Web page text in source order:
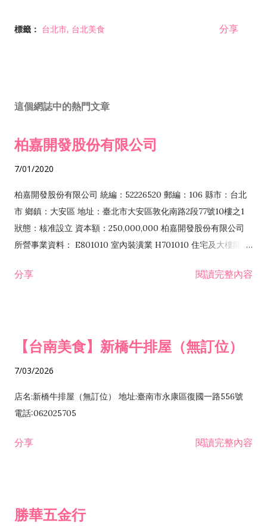
標籤： 台北市 台北美食 分享
這個網誌中的熱門文章
柏嘉開發股份有限公司
7/01/2020
柏嘉開發股份有限公司 統編：52226520 郵編：106 縣市：台北
市 鄉鎮：大安區 地址：臺北市大安區敦化南路2段77號10樓之1
狀態：核准設立 資本額：250,000,000 柏嘉開發股份有限公司
所營事業資料： E801010 室內裝潢業 H701010 住宅及大樓開發
發業 H703090 不動產買賣業 H703100 不動產租賃業 I503010
分享 閱讀完整內容
【台南美食】新橋牛排屋（無訂位）
7/03/2026
店名:新橋牛排屋（無訂位） 地址:臺南市永康區復國一路556號
電話:062025705
分享 閱讀完整內容
勝華五金行